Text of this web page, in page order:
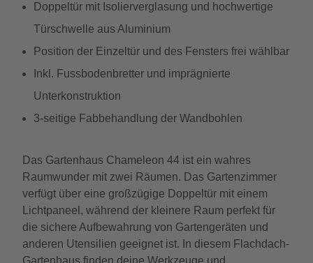
Doppeltür mit Isolierverglasung und hochwertige
Türschwelle aus Aluminium
Position der Einzeltür und des Fensters frei wählbar
Inkl. Fussbodenbretter und imprägnierte
Unterkonstruktion
3-seitige Fabbehandlung der Wandbohlen
Das Gartenhaus Chameleon 44 ist ein wahres
Raumwunder mit zwei Räumen. Das Gartenzimmer
verfügt über eine großzügige Doppeltür mit einem
Lichtpaneel, während der kleinere Raum perfekt für
die sichere Aufbewahrung von Gartengeräten und
anderen Utensilien geeignet ist. In diesem Flachdach-
Gartenhaus finden deine Werkzeuge und